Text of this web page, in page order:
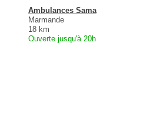
Ambulances Sama
Marmande
18 km
Ouverte jusqu'à 20h